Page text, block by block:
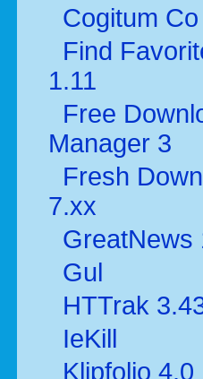
Cogitum
Find
1.11
Free
Manager 3
Fresh
7.xx
GreatNews
Gul
HTTrak
IeKill
Klipfolio 4.0